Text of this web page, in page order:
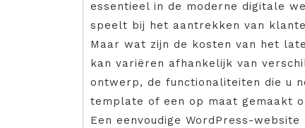
essentieel in de moderne digitale
speelt bij het aantrekken van
Maar wat zijn de kosten van het
kan variëren afhankelijk van
ontwerp, de functionaliteiten die u
template of een op maat gemaakt
Een eenvoudige WordPress-